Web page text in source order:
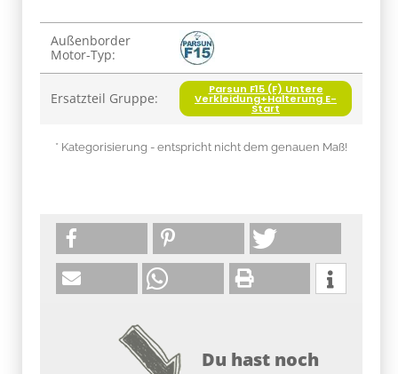
Produkteigenschaft
Wert
Außenborder
Motor-Typ:
Ersatzteil Gruppe:
Parsun F15 (F) Untere
Verkleidung+Halterung E-
Start
* Kategorisierung - entspricht nicht dem genauen Maß!
Du hast noch